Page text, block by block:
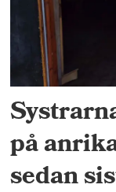
på
sedan